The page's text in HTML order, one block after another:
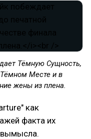
Тёмную Сущность,
Месте и в
жены из плена.
как
факта их
вымысла.